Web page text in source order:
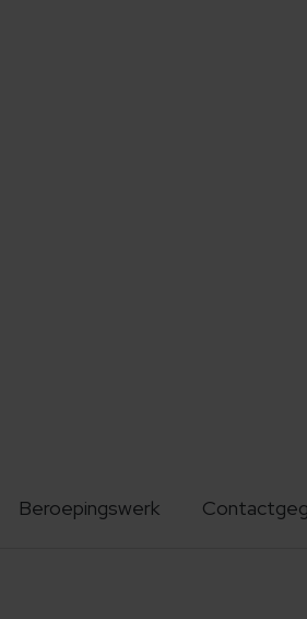
Beroepingswerk